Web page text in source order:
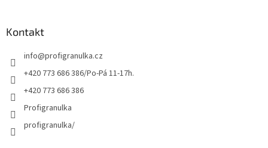
Kontakt
info@profigranulka.cz
+420 773 686 386/Po-Pá 11-17h.
+420 773 686 386
Profigranulka
profigranulka/